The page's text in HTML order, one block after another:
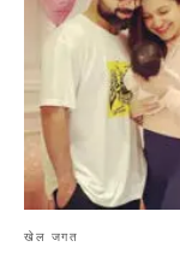
खेल जगत